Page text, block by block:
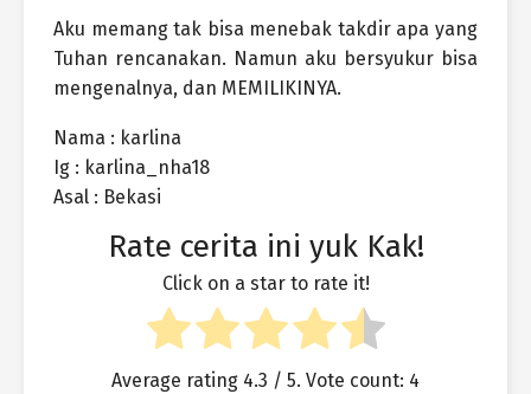
Aku memang tak bisa menebak takdir apa yang
Tuhan rencanakan. Namun aku bersyukur bisa
mengenalnya, dan MEMILIKINYA.
Nama : karlina
Ig : karlina_nha18
Asal : Bekasi
Rate cerita ini yuk Kak!
Click on a star to rate it!
Average rating 4.3 / 5. Vote count: 4